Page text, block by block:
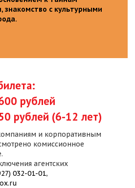
знакомство с культурными
рублей
рублей (6-12 лет)
и корпоративным
комиссионное
агентских
032-01-01,